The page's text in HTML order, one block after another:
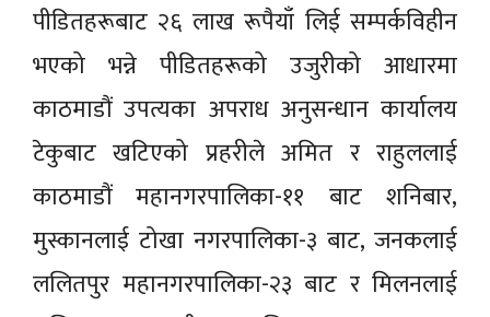
पीडितहरूबाट २६ लाख रूपैयाँ लिई सम्पर्कविहीन
भएको भन्ने पीडितहरूको उजुरीको आधारमा
काठमाडौं उपत्यका अपराध अनुसन्धान कार्यालय
टेकुबाट खटिएको प्रहरीले अमित र राहुललाई
काठमाडौं महानगरपालिका-११ बाट शनिबार,
मुस्कानलाई टोखा नगरपालिका-३ बाट, जनकलाई
ललितपुर महानगरपालिका-२३ बाट र मिलनलाई